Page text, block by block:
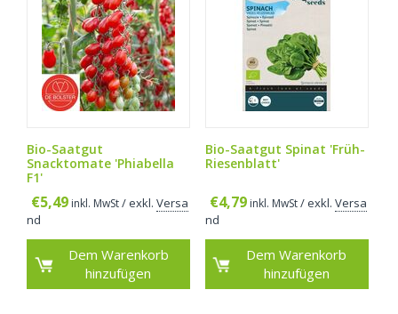
Bio-Saatgut
Snacktomate 'Phiabella
F1'
€5,49 inkl. MwSt/ exkl. Versa
nd
Dem Warenkorb
hinzufügen
Bio-Saatgut Spinat 'Früh-
Riesenblatt'
€4,79 inkl. MwSt / exkl. Versa
nd
Dem Warenkorb
hinzufügen